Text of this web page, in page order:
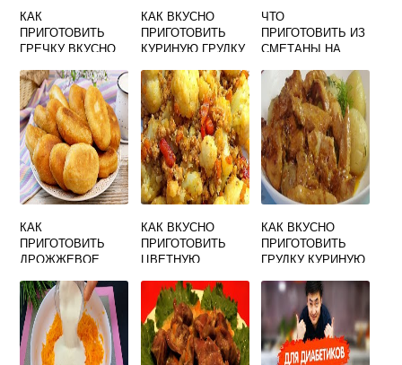
КАК
ПРИГОТОВИТЬ
ГРЕЧКУ ВКУСНО
КАК ВКУСНО
ПРИГОТОВИТЬ
КУРИНУЮ ГРУДКУ
ЧТО
ПРИГОТОВИТЬ ИЗ
СМЕТАНЫ НА
БЫСТРО И
ВКУСНО
КАК
ПРИГОТОВИТЬ
ДРОЖЖЕВОЕ
ПИРОЖКОВ ИЗ
СЫРЫХ
ДРОЖЖЕЙ
ПУШИСТОЕ И
ВКУСНОЕ
КАК ВКУСНО
ПРИГОТОВИТЬ
ЦВЕТНУЮ
ФАРШЕМ НА
СКОВОРОДЕ
КАК ВКУСНО
ПРИГОТОВИТЬ
ГРУДКУ КУРИНУЮ